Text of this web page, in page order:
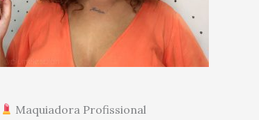
Maquiadora Profissional